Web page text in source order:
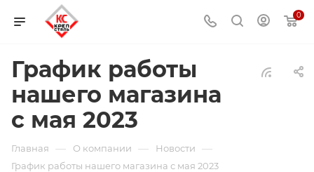
0
График работы
нашего магазина
с мая 2023
Главная — О компании — Новости —
График работы нашего магазина с мая 2023